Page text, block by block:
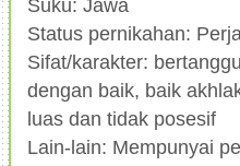
Suku: Jawa
Status pernikahan:
Sifat/karakter:
dengan baik, baik
luas dan tidak posesif
Lain-lain: Mempunyai